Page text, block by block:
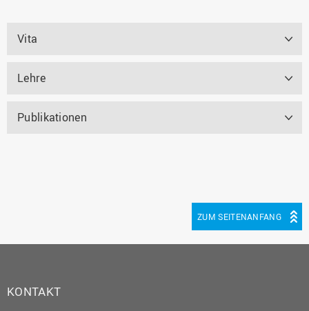
Vita
Lehre
Publikationen
ZUM SEITENANFANG
KONTAKT